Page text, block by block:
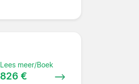
Lees meer/Boek
826 €